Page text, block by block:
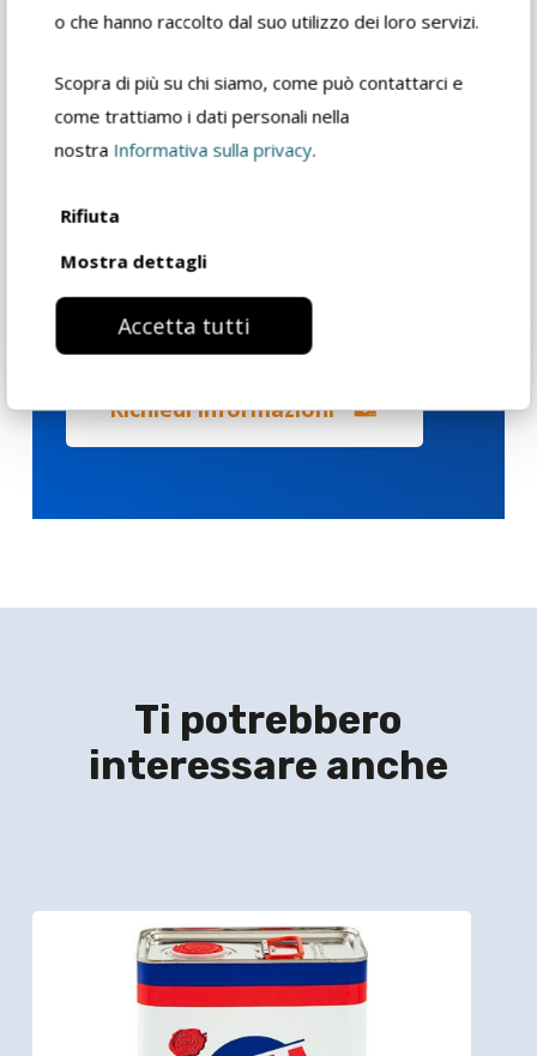
o che hanno raccolto dal suo utilizzo dei loro servizi.
Scopra di più su chi siamo, come può contattarci e
come trattiamo i dati personali nella
nostra Informativa sulla privacy.
Rifiuta
Mostra dettagli
Accetta tutti
Scheda di
sicurezza
Scheda tecnica
rivenditore
Catalogo prodotto
Richiedi informazioni
Ti potrebbero
interessare anche